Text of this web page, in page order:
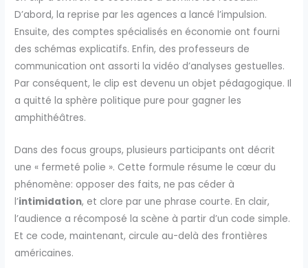
D’abord, la reprise par les agences a lancé l’impulsion.
Ensuite, des comptes spécialisés en économie ont fourni
des schémas explicatifs. Enfin, des professeurs de
communication ont assorti la vidéo d’analyses gestuelles.
Par conséquent, le clip est devenu un objet pédagogique. Il
a quitté la sphère politique pure pour gagner les
amphithéâtres.
Dans des focus groups, plusieurs participants ont décrit
une « fermeté polie ». Cette formule résume le cœur du
phénomène: opposer des faits, ne pas céder à
l’intimidation, et clore par une phrase courte. En clair,
l’audience a récomposé la scène à partir d’un code simple.
Et ce code, maintenant, circule au-delà des frontières
américaines.